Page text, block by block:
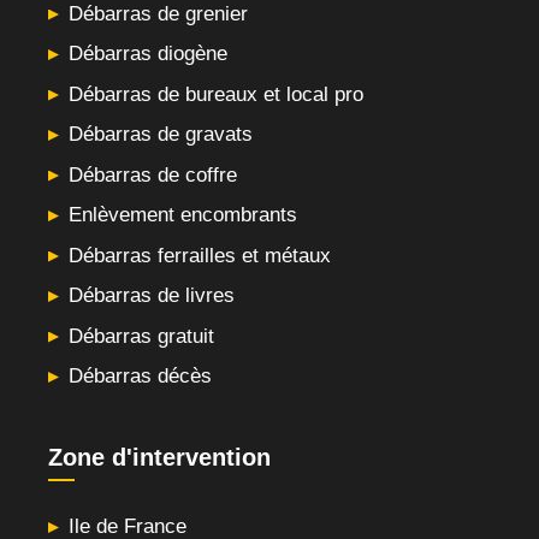
Débarras de grenier
Débarras diogène
Débarras de bureaux et local pro
Débarras de gravats
Débarras de coffre
Enlèvement encombrants
Débarras ferrailles et métaux
Débarras de livres
Débarras gratuit
Débarras décès
Zone d'intervention
Ile de France